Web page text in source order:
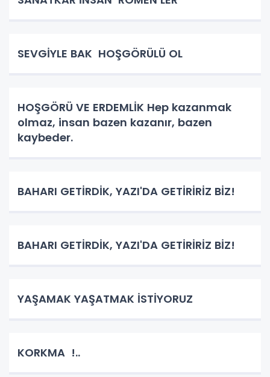
SEVGİYLE BAK HOŞGÖRÜLÜ OL
HOŞGÖRÜ VE ERDEMLİK Hep kazanmak
olmaz, insan bazen kazanır, bazen
kaybeder.
BAHARI GETİRDİK, YAZI'DA GETİRİRİZ BİZ!
BAHARI GETİRDİK, YAZI'DA GETİRİRİZ BİZ!
YAŞAMAK YAŞATMAK İSTİYORUZ
KORKMA !..